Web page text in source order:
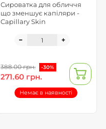
Сироватка для обличчя
що зменшує капіляри -
Capillary Skin
388.00 грн. -30%
271.60 грн.
Немає в наявності